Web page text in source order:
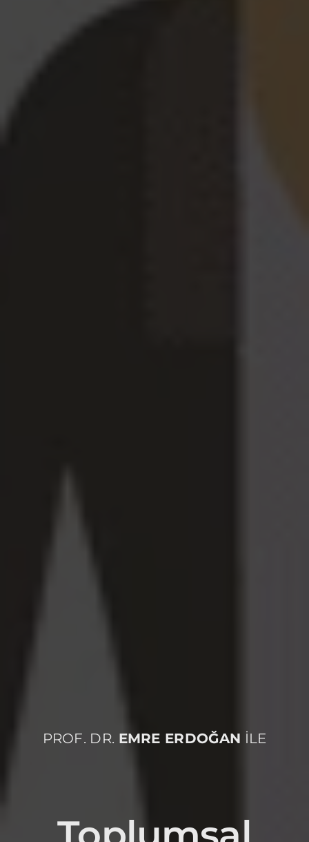
PROF. DR. EMRE ERDOĞAN İLE